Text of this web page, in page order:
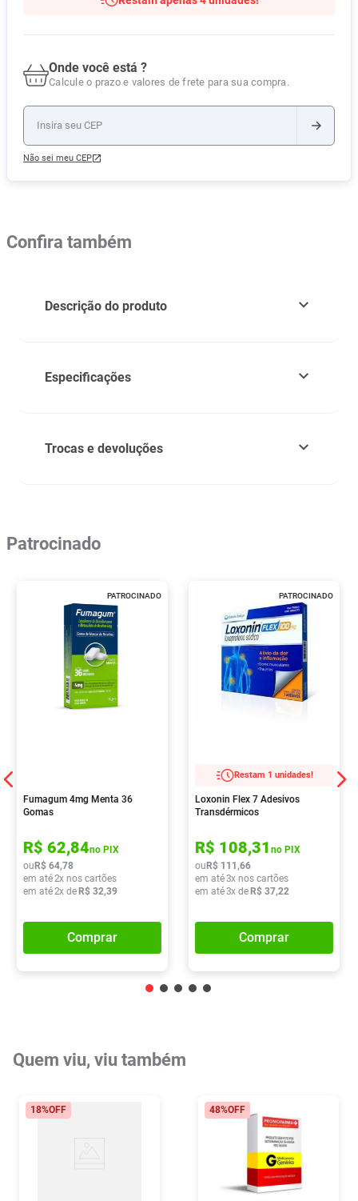
Onde você está ?
Calcule o prazo e valores de frete para sua compra.
Não sei meu CEP
Confira também
Descrição do produto
Especificações
Trocas e devoluções
Patrocinado
PATROCINADO
Fumagum 4mg Menta 36
Gomas
R$ 62,84no PIX
ou R$ 64,78
em até2x nos cartões
em até2x de R$ 32,39
Comprar
PATROCINADO
Restam 1 unidades!
Loxonin Flex 7 Adesivos
Transdérmicos
R$ 108,31 no PIX
ou R$ 111 ,66
em até3x nos cartões
em até3x de R$ 37,22
Comprar
Quem viu, viu também
18%OFF 48%OFF